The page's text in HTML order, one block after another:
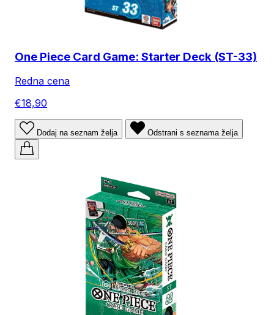
One Piece Card Game: Starter Deck (ST-33)
Redna cena
€18,90
Dodaj na seznam želja Odstrani s seznama želja